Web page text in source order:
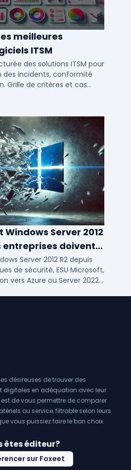
meilleures
ITSM
des solutions ITSM pour
des incidents, conformité
Grille de critères et cas
Windows Server 2012
entreprises doivent
Server 2012 R2 depuis
de sécurité, ESU Microsoft,
vers Azure ou Server 2022
désireuses de trouver des
digitales en adéquation avec leur
de vous permettre de comparer
ou service, filtrable selon leurs
vous puissiez faire le bon choix
êtes éditeur?
sur Foxeet